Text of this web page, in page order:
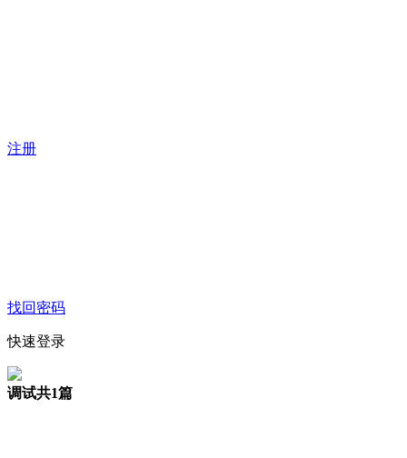
注册
找回密码
快速登录
调试共1篇